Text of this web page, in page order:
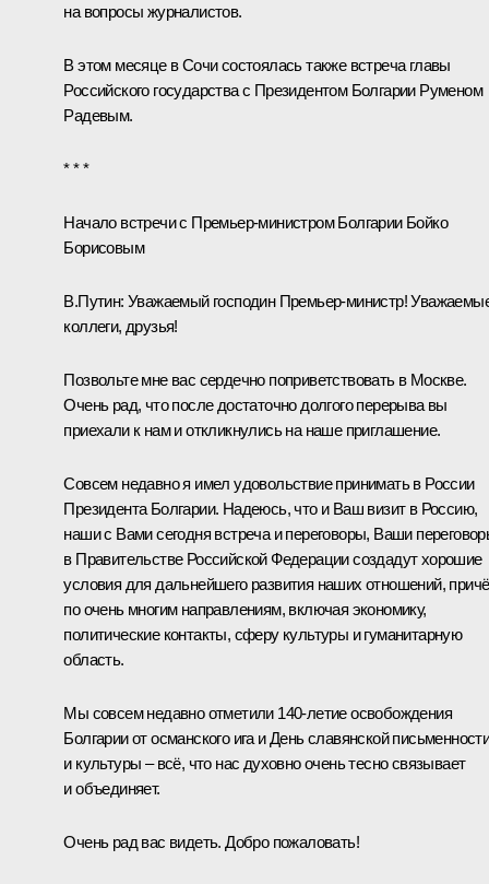
на вопросы журналистов.
В этом месяце в Сочи состоялась также встречаглавы
Российского государства с Президентом Болгарии Руменом
Радевым.
* * *
Начало встречи с Премьер-министром Болгарии Бойко
Борисовым
В.Путин: Уважаемый господин Премьер-министр!
коллеги, друзья!
Позвольте мне вас сердечно поприветствовать в Москве.
Очень рад, что после достаточно долгого перерыва вы
приехали к нам и откликнулись на наше приглашение.
Совсем недавно я имел удовольствие принимать в России
Президента Болгарии. Надеюсь, что и Ваш визит в Россию,
наши с Вами сегодня встреча и переговоры, Ваши
в Правительстве Российской Федерации создадут хорошие
условия для дальнейшего развития наших отношений,
по очень многим направлениям, включая экономику,
политические контакты, сферу культуры и гуманитарную
область.
Мы совсем недавно отметили 140-летие освобождения
Болгарии от османского ига и День славянской
и культуры – всё, что нас духовно очень тесно связывает
и объединяет.
Очень рад вас видеть. Добро пожаловать!